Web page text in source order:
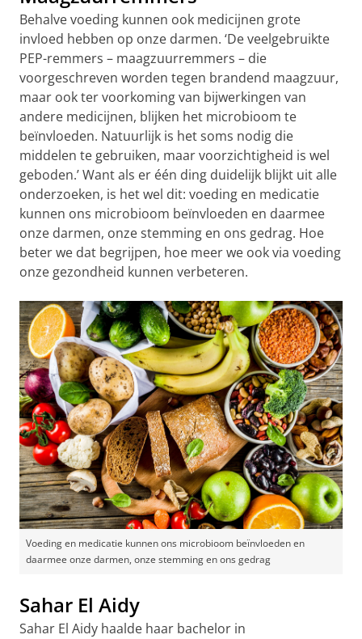
Behalve voeding kunnen ook medicijnen grote
invloed hebben op onze darmen. ‘De veelgebruikte
PEP-remmers – maagzuurremmers – die
voorgeschreven worden tegen brandend maagzuur,
maar ook ter voorkoming van bijwerkingen van
andere medicijnen, blijken het microbioom te
beïnvloeden. Natuurlijk is het soms nodig die
middelen te gebruiken, maar voorzichtigheid is wel
geboden.’ Want als er één ding duidelijk blijkt uit alle
onderzoeken, is het wel dit: voeding en medicatie
kunnen ons microbioom beïnvloeden en daarmee
onze darmen, onze stemming en ons gedrag. Hoe
beter we dat begrijpen, hoe meer we ook via voeding
onze gezondheid kunnen verbeteren.
Voeding en medicatie kunnen ons microbioom beïnvloeden en
daarmee onze darmen, onze stemming en ons gedrag
Sahar El Aidy
Sahar El Aidy haalde haar bachelor in